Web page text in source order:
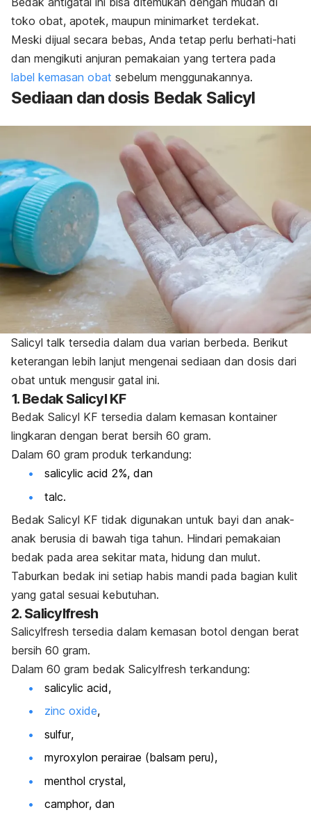
toko obat, apotek, maupun minimarket terdekat.
Meski dijual secara bebas, Anda tetap perlu berhati-hati
dan mengikuti anjuran pemakaian yang tertera pada
label kemasan obat sebelum menggunakannya.
Sediaan dan dosis Bedak Salicyl
Salicyl talk tersedia dalam dua varian berbeda. Berikut
keterangan lebih lanjut mengenai sediaan dan dosis dari
obat untuk mengusir gatal ini.
1. Bedak Salicyl KF
Bedak Salicyl KF tersedia dalam kemasan kontainer
lingkaran dengan berat bersih 60 gram.
Dalam 60 gram produk terkandung:
salicylic acid 2%, dan
talc.
Bedak Salicyl KF tidak digunakan untuk bayi dan anak-
anak berusia di bawah tiga tahun. Hindari pemakaian
bedak pada area sekitar mata, hidung dan mulut.
Taburkan bedak ini setiap habis mandi pada bagian kulit
yang gatal sesuai kebutuhan.
2. Salicylfresh
Salicylfresh tersedia dalam kemasan botol dengan berat
bersih 60 gram.
Dalam 60 gram bedak Salicylfresh terkandung:
salicylic acid,
zinc oxide,
sulfur,
myroxylon perairae (balsam peru),
menthol crystal,
camphor, dan